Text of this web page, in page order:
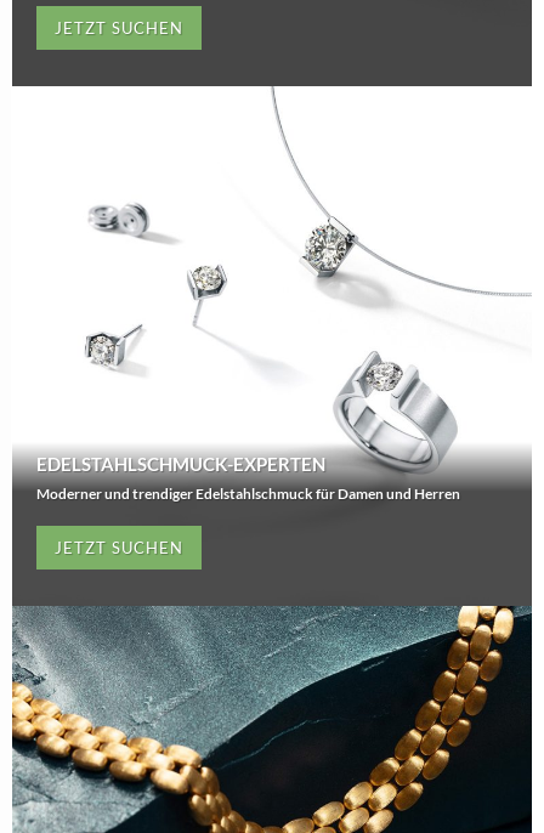
JETZT SUCHEN
EDELSTAHLSCHMUCK-EXPERTEN
Moderner und trendiger Edelstahlschmuck für Damen und Herren
JETZT SUCHEN